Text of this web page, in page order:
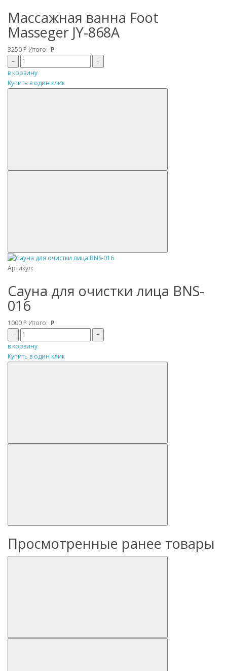
Массажная ванна Foot
Masseger JY-868A
3250 Р Итого: Р
–
+
в корзину
Купить в один клик
Артикул:
Сауна для очистки лица BNS-
016
1000 Р Итого: Р
–
+
в корзину
Купить в один клик
Просмотренные ранее товары